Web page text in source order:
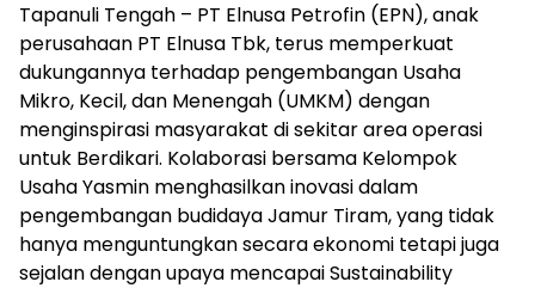
Tapanuli Tengah – PT Elnusa Petrofin (EPN), anak
perusahaan PT Elnusa Tbk, terus memperkuat
dukungannya terhadap pengembangan Usaha
Mikro, Kecil, dan Menengah (UMKM) dengan
menginspirasi masyarakat di sekitar area operasi
untuk Berdikari. Kolaborasi bersama Kelompok
Usaha Yasmin menghasilkan inovasi dalam
pengembangan budidaya Jamur Tiram, yang tidak
hanya menguntungkan secara ekonomi tetapi juga
sejalan dengan upaya mencapai Sustainability